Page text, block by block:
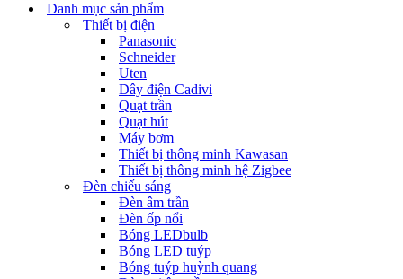
Danh mục sản phẩm
Thiết bị điện
Panasonic
Schneider
Uten
Dây điện Cadivi
Quạt trần
Quạt hút
Máy bơm
Thiết bị thông minh Kawasan
Thiết bị thông minh hệ Zigbee
Đèn chiếu sáng
Đèn âm trần
Đèn ốp nổi
Bóng LEDbulb
Bóng LED tuýp
Bóng tuýp huỳnh quang